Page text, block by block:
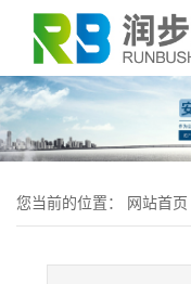
您当前的位置： 网站首页